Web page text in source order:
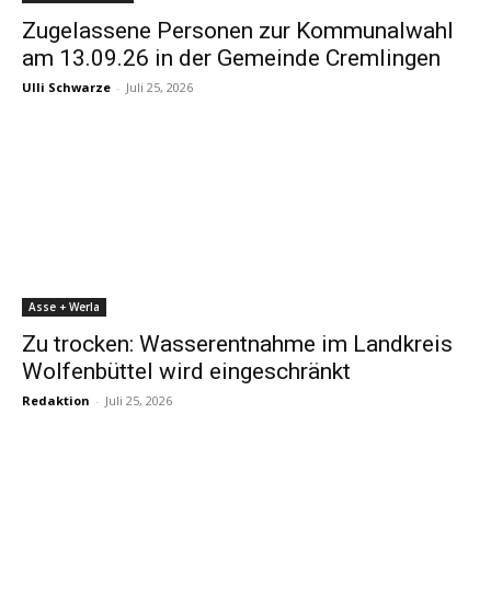
Zugelassene Personen zur Kommunalwahl
am 13.09.26 in der Gemeinde Cremlingen
Ulli Schwarze - Juli 25, 2026
Asse + Werla
Zu trocken: Wasserentnahme im Landkreis
Wolfenbüttel wird eingeschränkt
Redaktion - Juli 25, 2026